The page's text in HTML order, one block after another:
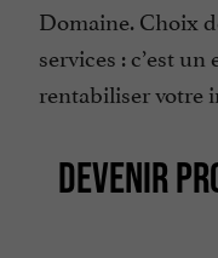
Domaine. Choix
services : c’est
rentabiliser votre
DEVENIR